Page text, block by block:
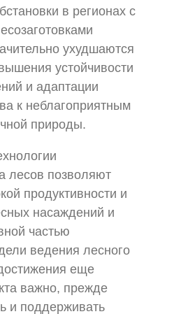
в регионах с
ухудшаются
устойчивости
и адаптации
к неблагоприятным
природы.
лесов позволяют
продуктивности и
насаждений и
частью
ведения лесного
еще
важно, прежде
и поддерживать